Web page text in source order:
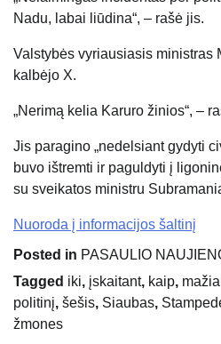
Nadu, labai liūdina“, – rašė jis.
Valstybės vyriausiasis ministras
kalbėjo X.
„Nerimą kelia Karuro žinios“, –
Jis paragino „nedelsiant gydyti
buvo ištremti ir paguldyti į
su sveikatos ministru
Nuoroda į informacijos šaltinį
Posted in PASAULIO
Tagged iki, įskaitant, kaip,
politinį, šešis, Siaubas,
žmones